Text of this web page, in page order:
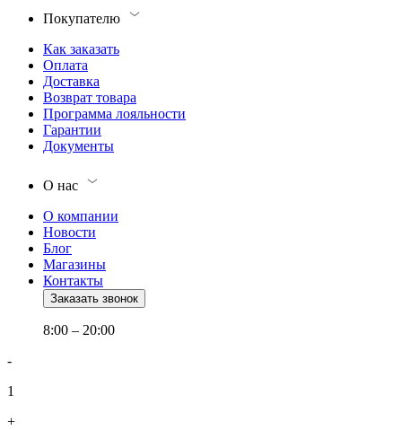
Покупателю
Как заказать
Оплата
Доставка
Возврат товара
Программа лояльности
Гарантии
Документы
О нас
О компании
Новости
Блог
Магазины
Контакты
Заказать звонок
8:00 – 20:00
-
1
+